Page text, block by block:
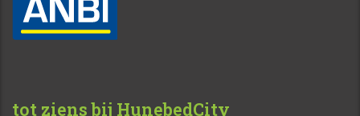
tot ziens bij HunebedCity